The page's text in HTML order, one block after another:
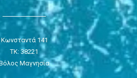
Κωνσταντά 141
ΤΚ: 38221
Μαγνησία